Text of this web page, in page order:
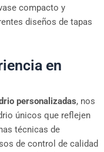
compacto y
diseños de tapas
en
personalizadas, nos
únicos que reflejen
técnicas de
de control de calidad